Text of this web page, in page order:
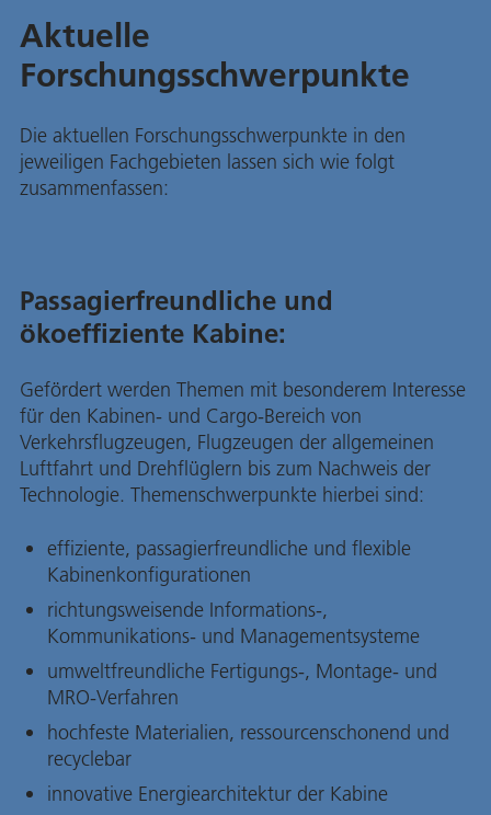
Aktuelle
Forschungsschwerpunkte
Die aktuellen Forschungsschwerpunkte in den
jeweiligen Fachgebieten lassen sich wie folgt
zusammenfassen:
Passagierfreundliche und
ökoeffiziente Kabine:
Gefördert werden Themen mit besonderem Interesse
für den Kabinen- und Cargo-Bereich von
Verkehrsflugzeugen, Flugzeugen der allgemeinen
Luftfahrt und Drehflüglern bis zum Nachweis der
Technologie. Themenschwerpunkte hierbei sind:
effiziente, passagierfreundliche und flexible
Kabinenkonfigurationen
richtungsweisende Informations-,
Kommunikations- und Managementsysteme
umweltfreundliche Fertigungs-, Montage- und
MRO-Verfahren
hochfeste Materialien, ressourcenschonend und
recyclebar
innovative Energiearchitektur der Kabine